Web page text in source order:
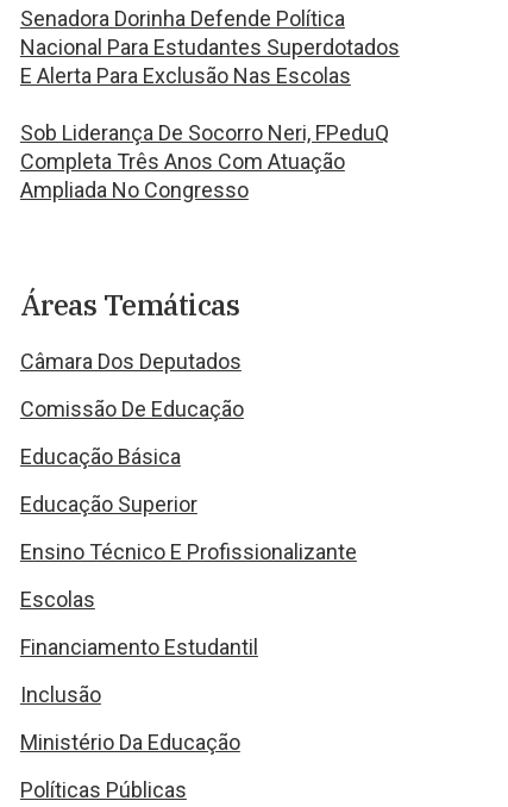
Senadora Dorinha Defende Política
Nacional Para Estudantes Superdotados
E Alerta Para Exclusão Nas Escolas
Sob Liderança De Socorro Neri, FPeduQ
Completa Três Anos Com Atuação
Ampliada No Congresso
Áreas Temáticas
Câmara Dos Deputados
Comissão De Educação
Educação Básica
Educação Superior
Ensino Técnico E Profissionalizante
Escolas
Financiamento Estudantil
Inclusão
Ministério Da Educação
Políticas Públicas